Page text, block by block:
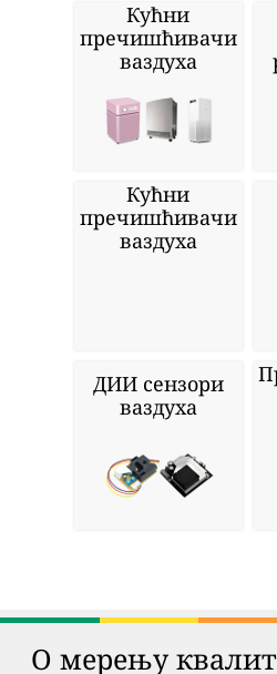
Кућни
пречишћивачи
ваздуха
Кућни
пречишћивачи
ваздуха
ДИИ сензори
ваздуха
О мерењу